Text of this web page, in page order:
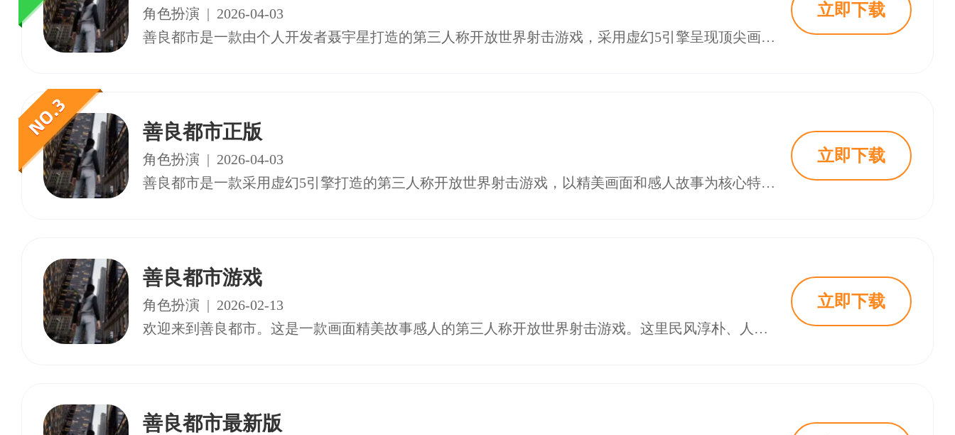
角色扮演 | 2026-04-03
善良都市是一款由个人开发者聂宇星打造的第三人称开放世界射击游戏，采用虚幻5引擎呈现顶尖画质与真实光影效果。游戏以善良都市为背景，玩家可自由探索城市，体验丰富剧情与多结局走向。支持多人联机与中文本地化，武器系统差异化，玩法包含战术射击、载具驾驶等。游戏注重故事驱动，融入彩蛋元素，带来沉浸式视觉与操作体验，现已正式上线，值得尝试。
立即下载
善良都市正版
角色扮演 | 2026-04-03
善良都市是一款采用虚幻5引擎打造的第三人称开放世界射击游戏，以精美画面和感人故事为核心特色。玩家可在无缝都市中自由探索，体验多样化枪械战斗与丰富剧情。游戏支持多人联机合作，无抽卡机制，所有内容均可通过正常进程解锁。剧情驱动叙事结合幽默设定，带来高自由度与沉浸式游戏体验，适合喜欢动作冒险与角色扮演的玩家。
立即下载
善良都市游戏
角色扮演 | 2026-02-13
欢迎来到善良都市。这是一款画面精美故事感人的第三人称开放世界射击游戏。这里民风淳朴、人杰地灵，如果你遇到了什么奇怪的家伙，那他可能是从《重返校园》里穿越来的。
立即下载
善良都市最新版